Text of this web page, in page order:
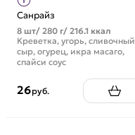
Санрайз
8 шт/ 280 г/ 216.1 ккал
Креветка, угорь, сливочный
сыр, огурец, икра масаго,
спайси соус
26руб.